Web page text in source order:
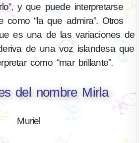
y que puede interpretarse
como “la que admira”. Otros
es una de las variaciones de
de una voz islandesa que
como “mar brillante”.
del nombre Mirla
Muriel